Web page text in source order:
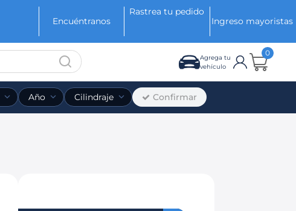
Encuéntranos
Rastrea tu pedido
Ingreso mayoristas
Agrega tu
vehículo
0
Año Cilindraje Confirmar